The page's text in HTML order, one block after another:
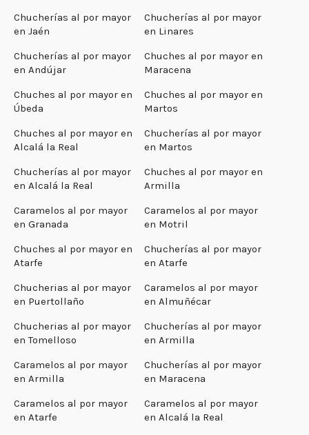
Chucherías al por mayor
en Jaén
Chucherías al por mayor
en Linares
Chucherías al por mayor
en Andújar
Chuches al por mayor en
Maracena
Chuches al por mayor en
Úbeda
Chuches al por mayor en
Martos
Chuches al por mayor en
Alcalá la Real
Chucherías al por mayor
en Martos
Chucherías al por mayor
en Alcalá la Real
Chuches al por mayor en
Armilla
Caramelos al por mayor
en Granada
Caramelos al por mayor
en Motril
Chuches al por mayor en
Atarfe
Chucherías al por mayor
en Atarfe
Chucherias al por mayor
en Puertollaño
Caramelos al por mayor
en Almuñécar
Chucherias al por mayor
en Tomelloso
Chucherías al por mayor
en Armilla
Caramelos al por mayor
en Armilla
Chucherías al por mayor
en Maracena
Caramelos al por mayor
en Atarfe
Caramelos al por mayor
en Alcalá la Real